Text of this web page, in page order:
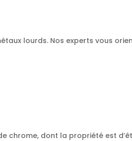
lourds. Nos experts vous
chrome, dont la propriété est